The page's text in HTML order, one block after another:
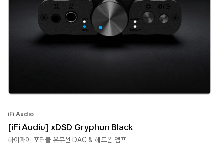
iFi Audio
[iFi Audio] xDSD Gryphon Black
하이파이 포터블 유무선 DAC & 헤드폰 앰프